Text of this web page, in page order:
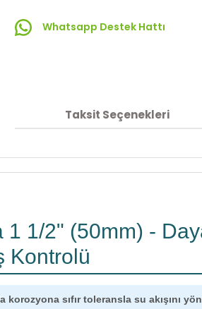
Whatsapp Destek Hattı
Taksit Seçenekleri
1/2" (50mm) -
Kontrolü
sıfır toleransla su akışını